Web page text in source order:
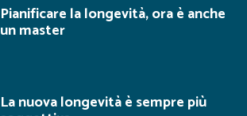
Pianificare la longevità, ora è anche
un master
La nuova longevità è sempre più